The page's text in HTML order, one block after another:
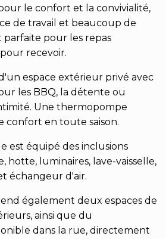
le confort et la convivialité,
de travail et beaucoup de
parfaite pour les repas
recevoir.
espace extérieur privé avec
les BBQ, la détente ou
Une thermopompe
confort en toute saison.
est équipé des inclusions
hotte, luminaires, lave-vaisselle,
échangeur d'air.
également deux espaces de
ainsi que du
dans la rue, directement